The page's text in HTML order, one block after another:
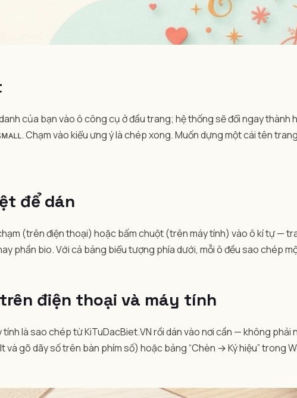
của bạn vào ô công cụ ở đầu trang; hệ thống sẽ đổi ngay thành
ꜱᴍᴀʟʟ. Chạm vào kiểu ưng ý là chép xong. Muốn dựng một cái tên
để dán
(trên điện thoại) hoặc bấm chuột (trên máy tính) vào ô kí tự —
phần bio. Với cả bảng biểu tượng phía dưới, mỗi ô đều sao chép
điện thoại và máy tính
là sao chép từ KiTuDacBiet.VN rồi dán vào nơi cần — không phải
và gõ dãy số trên bàn phím số) hoặc bảng “Chèn → Ký hiệu” trong